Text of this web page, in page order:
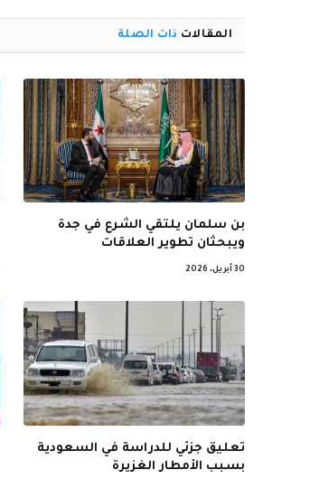
المقالات ذات الصلة
بن سلمان يلتقي الشرع في جدة
ويبحثان تطوير العلاقات
30 أبريل، 2026
تعليق جزئي للدراسة في السعودية
بسبب الأمطار الغزيرة